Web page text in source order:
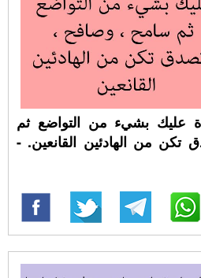
عليك بشيء من التواضع ثم
من الهادئين القانعين. -